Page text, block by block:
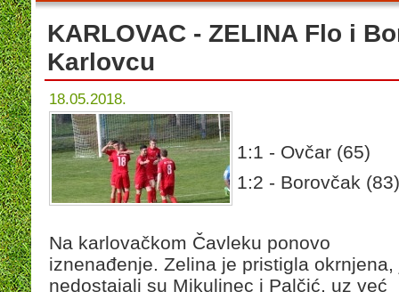
KARLOVAC - ZELINA Flo i
Karlovcu
18.05.2018.
1:1 - Ovčar (65)
1:2 - Borovčak (83)
Na karlovačkom Čavleku ponovo
iznenađenje. Zelina je pristigla okrnjena,
nedostajali su Mikulinec i Palčić, uz već